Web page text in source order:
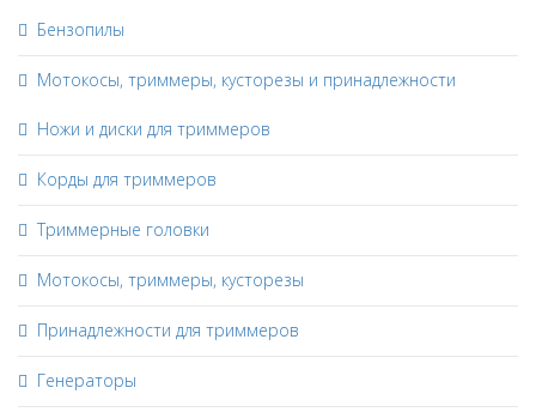
Бензопилы
Мотокосы, триммеры, кусторезы и принадлежности
Ножи и диски для триммеров
Корды для триммеров
Триммерные головки
Мотокосы, триммеры, кусторезы
Принадлежности для триммеров
Генераторы